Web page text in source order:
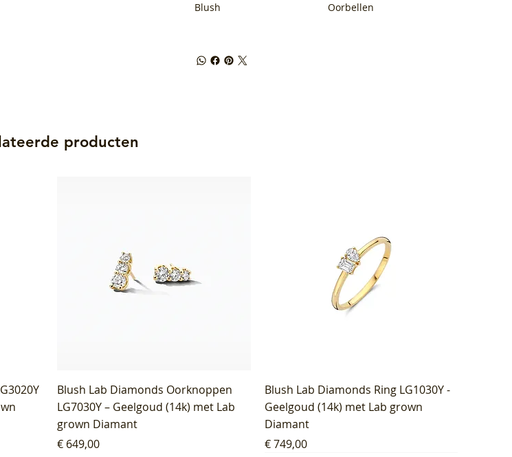
Blush
Oorbellen
producten
Blush Lab Diamonds Oorknoppen
LG7030Y – Geelgoud (14k) met Lab
grown Diamant
Prijs
€ 649,00
Blush Lab Diamonds Ring LG1030Y -
Geelgoud (14k) met Lab grown
Diamant
Prijs
€ 749,00